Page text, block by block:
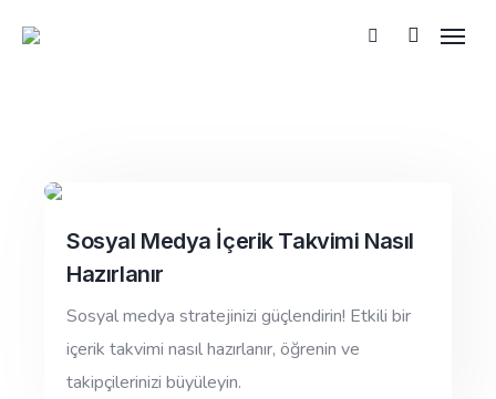
Sosyal Medya İçerik Takvimi Nasıl
Hazırlanır
Sosyal medya stratejinizi güçlendirin! Etkili bir
içerik takvimi nasıl hazırlanır, öğrenin ve
takipçilerinizi büyüleyin.